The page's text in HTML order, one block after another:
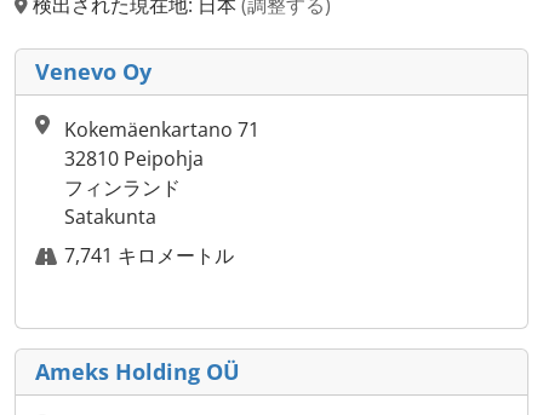
検出された現在地: 日本 (調整する)
Venevo Oy
Kokemäenkartano 71
32810 Peipohja
フィンランド
Satakunta
7,741 キロメートル
Ameks Holding OÜ